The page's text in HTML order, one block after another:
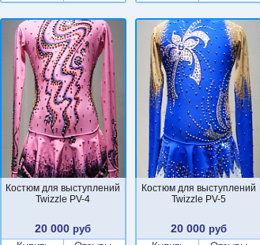
Костюм для выступлений
Twizzle PV-4
20 000 руб
Костюм для выступлений
Twizzle PV-5
20 000руб